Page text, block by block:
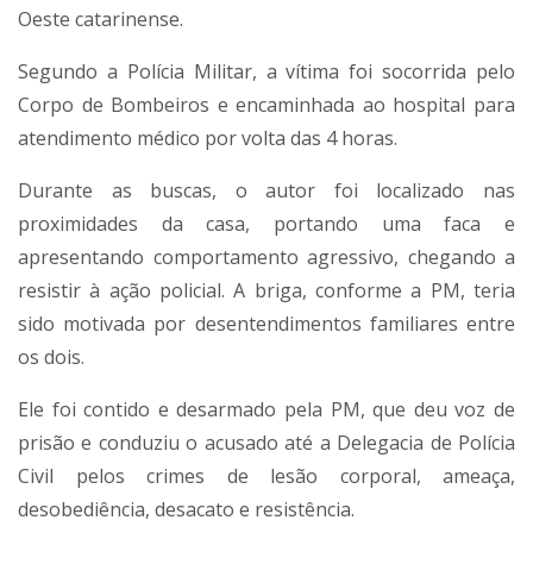
Oeste catarinense.
Segundo a Polícia Militar, a vítima foi socorrida pelo
Corpo de Bombeiros e encaminhada ao hospital para
atendimento médico por volta das 4 horas.
Durante as buscas, o autor foi localizado nas
proximidades da casa, portando uma faca e
apresentando comportamento agressivo, chegando a
resistir à ação policial. A briga, conforme a PM, teria
sido motivada por desentendimentos familiares entre
os dois.
Ele foi contido e desarmado pela PM, que deu voz de
prisão e conduziu o acusado até a Delegacia de Polícia
Civil pelos crimes de lesão corporal, ameaça,
desobediência, desacato e resistência.